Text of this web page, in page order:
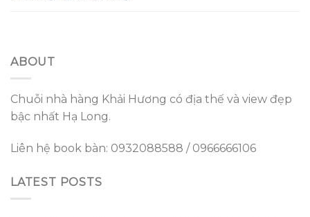
ABOUT
Chuỗi nhà hàng Khải Hương có địa thế và view đẹp
bậc nhất Hạ Long.
Liên hệ book bàn: 0932088588 / 0966666106
LATEST POSTS